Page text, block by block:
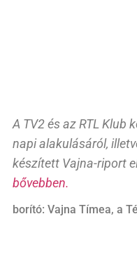
A TV2 és az RTL Klub
napi alakulásáról,
készített Vajna-riport
bővebben.
borító: Vajna Tímea, a